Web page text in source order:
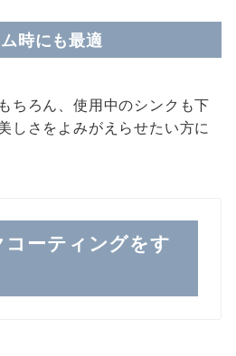
時にも最適
ちろん、使用中のシンクも下
しさをよみがえらせたい方に
コーティングをす